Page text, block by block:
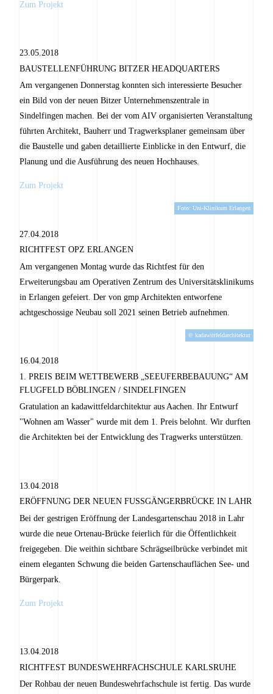
Zum Projekt
23.05.2018
BAUSTELLENFÜHRUNG BITZER HEADQUARTERS
Am vergangenen Donnerstag konnten sich interessierte Besucher
ein Bild von der neuen Bitzer Unternehmenszentrale in
Sindelfingen machen. Bei der vom AIV organisierten Veranstaltung
führten Architekt, Bauherr und Tragwerksplaner gemeinsam über
die Baustelle und gaben detaillierte Einblicke in den Entwurf, die
Planung und die Ausführung des neuen Hochhauses.
Zum Projekt
Foto: Uni-Klinikum Erlangen
27.04.2018
RICHTFEST OPZ ERLANGEN
Am vergangenen Montag wurde das Richtfest für den
Erweiterungsbau am Operativen Zentrum des Universitätsklinikums
in Erlangen gefeiert. Der von gmp Architekten entworfene
achtgeschossige Neubau soll 2021 seinen Betrieb aufnehmen.
© kadawittfeldarchitektur
16.04.2018
1. PREIS BEIM WETTBEWERB „SEEUFERBEBAUUNG“ AM
FLUGFELD BÖBLINGEN / SINDELFINGEN
Gratulation an kadawittfeldarchitektur aus Aachen. Ihr Entwurf
"Wohnen am Wasser" wurde mit dem 1. Preis belohnt. Wir durften
die Architekten bei der Entwicklung des Tragwerks unterstützen.
13.04.2018
ERÖFFNUNG DER NEUEN FUSSGÄNGERBRÜCKE IN LAHR
Bei der gestrigen Eröffnung der Landesgartenschau 2018 in Lahr
wurde die neue Ortenau-Brücke feierlich für die Öffentlichkeit
freigegeben. Die weithin sichtbare Schrägseilbrücke verbindet mit
einem eleganten Schwung die beiden Gartenschauflächen See- und
Bürgerpark.
Zum Projekt
13.04.2018
RICHTFEST BUNDESWEHRFACHSCHULE KARLSRUHE
Der Rohbau der neuen Bundeswehrfachschule ist fertig. Das wurde